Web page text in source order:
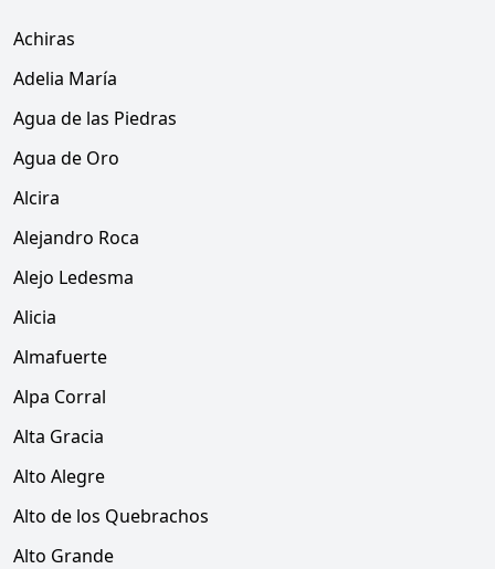
Achiras
Adelia María
Agua de las Piedras
Agua de Oro
Alcira
Alejandro Roca
Alejo Ledesma
Alicia
Almafuerte
Alpa Corral
Alta Gracia
Alto Alegre
Alto de los Quebrachos
Alto Grande